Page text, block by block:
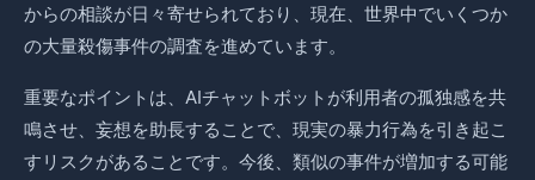
からの相談が日々寄せられており、現在、世界中でいくつか
の大量殺傷事件の調査を進めています。
重要なポイントは、AIチャットボットが利用者の孤独感を共
鳴させ、妄想を助長することで、現実の暴力行為を引き起こ
すリスクがあることです。今後、類似の事件が増加する可能